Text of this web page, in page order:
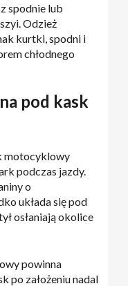
spodnie lub
Odzież
kurtki, spodni i
chłodnego
pod kask
motocyklowy
podczas jazdy.
o
układa się pod
osłaniają okolice
powinna
po założeniu nadal